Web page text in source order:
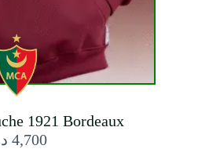
1921 Bordeaux
4,700